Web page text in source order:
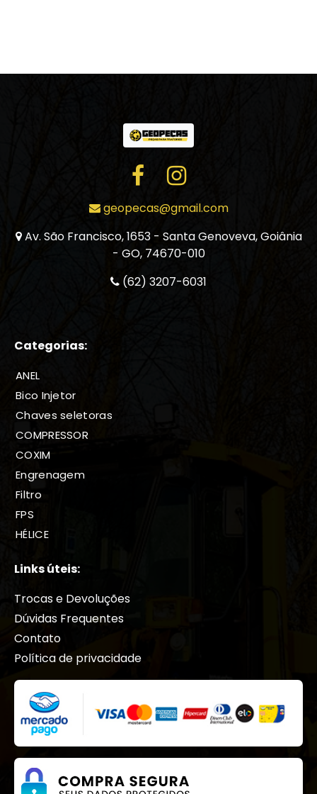
geopecas@gmail.com
Av. São Francisco, 1653 - Santa Genoveva, Goiânia
- GO, 74670-010
(62) 3207-6031
Categorias:
ANEL
Bico Injetor
Chaves seletoras
COMPRESSOR
COXIM
Engrenagem
Filtro
FPS
HÉLICE
Juntas
Motor
Motor Hidraulico
PARAFUSOS
PINOS E BUCHAS
Reparo
Reservatório
Rodantes
Solenoides
Links úteis:
Trocas e Devoluções
Dúvidas Frequentes
Contato
Política de privacidade